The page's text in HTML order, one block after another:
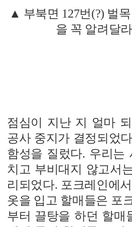
▲ 부북면 127번(?) 벌
을 꼭 알려달
점심이 지난 지 얼마
공사 중지가 결정되었
함성을 질렀다. 우리는
치고 부비대지 않고서
리되었다. 포크레인에
옷을 입고 할매들은 포
부터 끌탕을 하던 할매